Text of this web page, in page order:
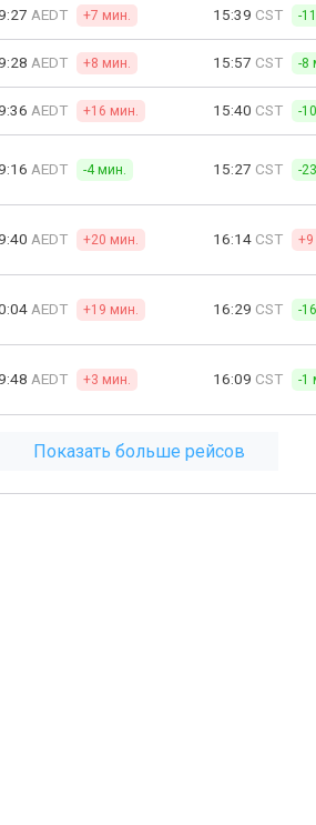
AEDT +7 мин. 15:39 CST -
AEDT +8 мин. 15:57 CST -8
AEDT +16 мин. 15:40 CST -
AEDT -4 мин. 15:27 CST -
AEDT +20 мин. 16:14 CST
AEDT +19 мин. 16:29 CST -
AEDT +3 мин. 16:09 CST -1
Показать больше рейсов